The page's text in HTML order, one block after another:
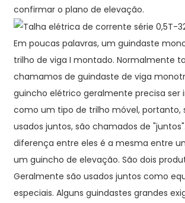
confirmar o plano de elevação.
Em poucas palavras, um guindaste
trilho de viga I montado. Normalmente
chamamos de guindaste de viga
guincho elétrico geralmente precisa ser
como um tipo de trilho móvel, portanto,
usados ​​juntos, são chamados de
diferença entre eles é a mesma entre
um guincho de elevação. São dois
Geralmente são usados ​​juntos como
especiais. Alguns guindastes grandes